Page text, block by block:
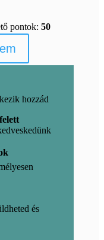
pontok:50
hozzád
és